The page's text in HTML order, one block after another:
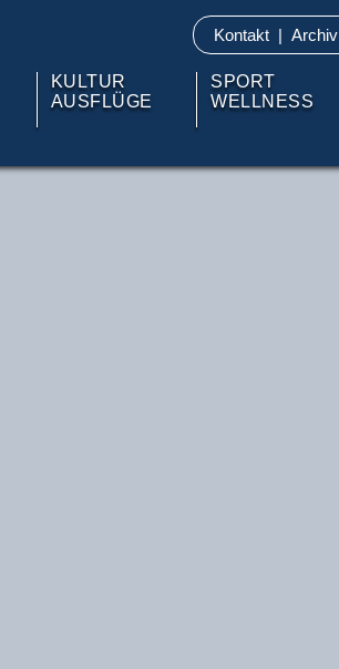
Kontakt | Archiv
KULTUR
AUSFLÜGE
SPORT
WELLNESS